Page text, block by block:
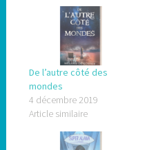
De l’autre côté des
mondes
4 décembre 2019
Article similaire